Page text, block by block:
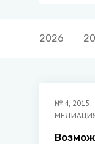
2026
№ 4, 2015